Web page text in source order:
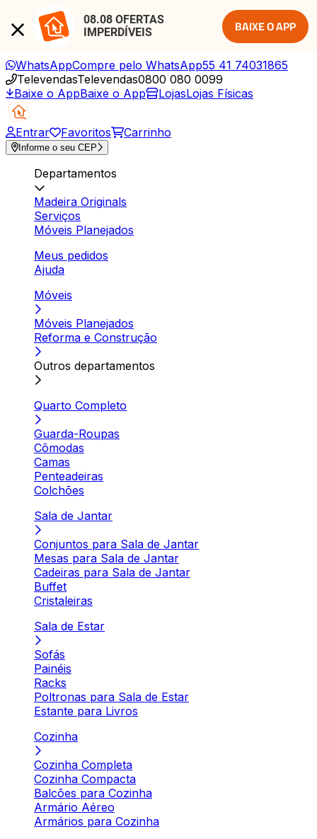
08.08 OFERTAS
IMPERDÍVEIS
BAIXE O APP
WhatsAppCompre pelo WhatsApp55 41 74031865
TelevendasTelevendas0800 080 0099
Baixe o AppBaixe o App LojasLojas Físicas
Entrar Favoritos Carrinho
Informe o seu CEP
Departamentos
Madeira Originals
Serviços
Móveis Planejados
Meus pedidos
Ajuda
Móveis
Móveis Planejados
Reforma e Construção
Outros departamentos
Quarto Completo
Guarda-Roupas
Cômodas
Camas
Penteadeiras
Colchões
Sala de Jantar
Conjuntos para Sala de Jantar
Mesas para Sala de Jantar
Cadeiras para Sala de Jantar
Buffet
Cristaleiras
Sala de Estar
Sofás
Painéis
Racks
Poltronas para Sala de Estar
Estante para Livros
Cozinha
Cozinha Completa
Cozinha Compacta
Balcões para Cozinha
Armário Aéreo
Armários para Cozinha